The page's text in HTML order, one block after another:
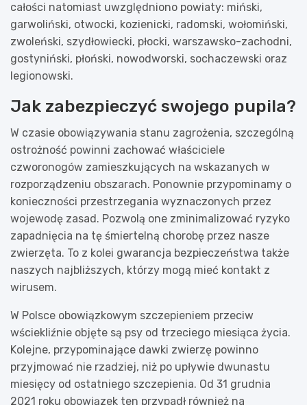
całości natomiast uwzględniono powiaty: miński,
garwoliński, otwocki, kozienicki, radomski, wołomiński,
zwoleński, szydłowiecki, płocki, warszawsko-zachodni,
gostyniński, płoński, nowodworski, sochaczewski oraz
legionowski.
Jak zabezpieczyć swojego pupila?
W czasie obowiązywania stanu zagrożenia, szczególną
ostrożność powinni zachować właściciele
czworonogów zamieszkujących na wskazanych w
rozporządzeniu obszarach. Ponownie przypominamy o
konieczności przestrzegania wyznaczonych przez
wojewodę zasad. Pozwolą one zminimalizować ryzyko
zapadnięcia na tę śmiertelną chorobę przez nasze
zwierzęta. To z kolei gwarancja bezpieczeństwa także
naszych najbliższych, którzy mogą mieć kontakt z
wirusem.
W Polsce obowiązkowym szczepieniem przeciw
wściekliźnie objęte są psy od trzeciego miesiąca życia.
Kolejne, przypominające dawki zwierzę powinno
przyjmować nie rzadziej, niż po upływie dwunastu
miesięcy od ostatniego szczepienia. Od 31 grudnia
2021 roku obowiązek ten przypadł również na